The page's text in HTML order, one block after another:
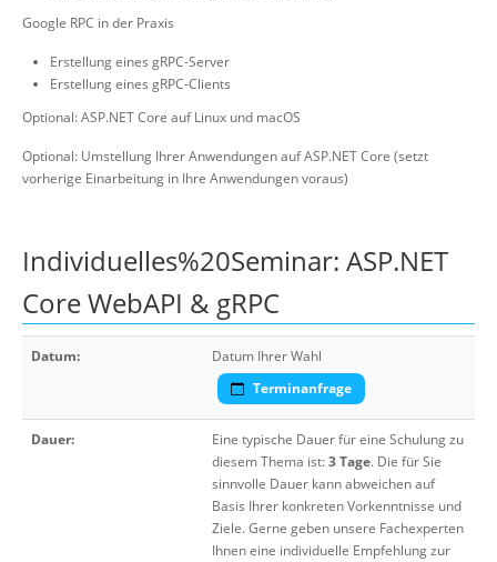
Google RPC in der Praxis
Erstellung eines gRPC-Server
Erstellung eines gRPC-Clients
Optional: ASP.NET Core auf Linux und macOS
Optional: Umstellung Ihrer Anwendungen auf ASP.NET Core (setzt
vorherige Einarbeitung in Ihre Anwendungen voraus)
Individuelles%20Seminar: ASP.NET
Core WebAPI & gRPC
Datum:
Datum Ihrer Wahl
Terminanfrage
Dauer:
Eine typische Dauer für eine Schulung zu
diesem Thema ist:3 Tage. Die für Sie
sinnvolle Dauer kann abweichen auf
Basis Ihrer konkreten Vorkenntnisse und
Ziele. Gerne geben unsere Fachexperten
Ihnen eine individuelle Empfehlung zur